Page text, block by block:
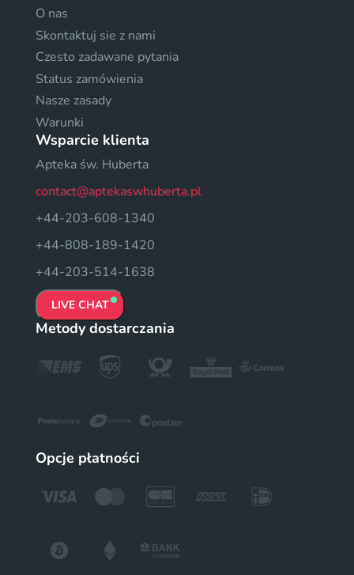
O nas
Skontaktuj sie z nami
Czesto zadawane pytania
Status zamówienia
Nasze zasady
Warunki
Wsparcie klienta
Apteka św. Huberta
contact@aptekaswhuberta.pl
+44-203-608-1340
+44-808-189-1420
+44-203-514-1638
LIVE CHAT
Metody dostarczania
Opcje płatności